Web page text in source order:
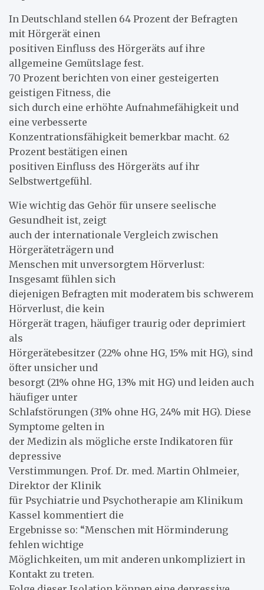
In Deutschland stellen 64 Prozent der Befragten
mit Hörgerät einen
positiven Einfluss des Hörgeräts auf ihre
allgemeine Gemütslage fest.
70 Prozent berichten von einer gesteigerten
geistigen Fitness, die
sich durch eine erhöhte Aufnahmefähigkeit und
eine verbesserte
Konzentrationsfähigkeit bemerkbar macht. 62
Prozent bestätigen einen
positiven Einfluss des Hörgeräts auf ihr
Selbstwertgefühl.
Wie wichtig das Gehör für unsere seelische
Gesundheit ist, zeigt
auch der internationale Vergleich zwischen
Hörgeräteträgern und
Menschen mit unversorgtem Hörverlust:
Insgesamt fühlen sich
diejenigen Befragten mit moderatem bis schwerem
Hörverlust, die kein
Hörgerät tragen, häufiger traurig oder deprimiert
als
Hörgerätebesitzer (22% ohne HG, 15% mit HG), sind
öfter unsicher und
besorgt (21% ohne HG, 13% mit HG) und leiden auch
häufiger unter
Schlafstörungen (31% ohne HG, 24% mit HG). Diese
Symptome gelten in
der Medizin als mögliche erste Indikatoren für
depressive
Verstimmungen. Prof. Dr. med. Martin Ohlmeier,
Direktor der Klinik
für Psychiatrie und Psychotherapie am Klinikum
Kassel kommentiert die
Ergebnisse so: “Menschen mit Hörminderung
fehlen wichtige
Möglichkeiten, um mit anderen unkompliziert in
Kontakt zu treten.